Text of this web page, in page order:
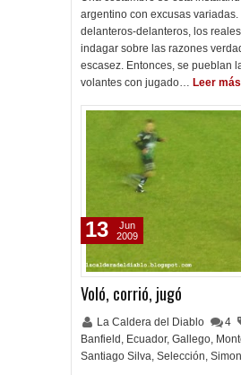
argentino con excusas
delanteros-delanteros, los
indagar sobre las razones
escasez. Entonces, se pueblan
volantes con jugado… Leer
Voló, corrió, jugó
La Caldera del Diablo 4
Banfield , Ecuador, Gallego,
Santiago Silva, Selección,
13
Jun
2009